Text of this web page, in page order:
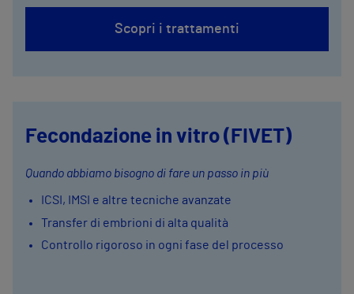
Scopri i trattamenti
Fecondazione in vitro (FIVET)
Quando abbiamo bisogno di fare un passo in più
ICSI, IMSI e altre tecniche avanzate
Transfer di embrioni di alta qualità
Controllo rigoroso in ogni fase del processo